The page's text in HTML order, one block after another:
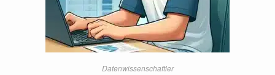
Datenwissenschaftler